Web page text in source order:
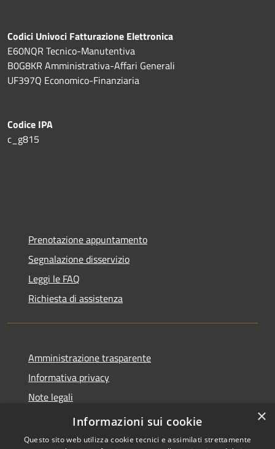
Codici Univoci Fatturazione Elettronica
E60NQR Tecnico-Manutentiva
B0G8KR Amministrativa-Affari Generali
UF397Q Economico-Finanziaria
Codice IPA
c_g815
Prenotazione appuntamento
Segnalazione disservizio
Leggi le FAQ
Richiesta di assistenza
Amministrazione trasparente
Informativa privacy
Note legali
Dichiarazione di accessibilità
×
Informazioni sui cookie
Questo sito web utilizza cookie tecnici e assimilati strettamente